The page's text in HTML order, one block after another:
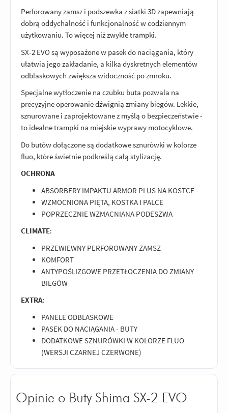
Perforowany zamsz i podszewka z siatki 3D zapewniają
dobrą oddychalność i funkcjonalność w codziennym
użytkowaniu. To więcej niż zwykłe trampki.
SX-2 EVO są wyposażone w pasek do naciągania, który
ułatwia jego zakładanie, a kilka dyskretnych elementów
odblaskowych zwiększa widoczność po zmroku.
Specjalne wytłoczenie na czubku buta pozwala na
precyzyjne operowanie dźwignią zmiany biegów. Lekkie,
sznurowane i zaprojektowane z myślą o bezpieczeństwie -
to idealne trampki na miejskie wyprawy motocyklowe.
Do butów dołączone są dodatkowe sznurówki w kolorze
fluo, które świetnie podkreślą całą stylizację.
OCHRONA
ABSORBERY IMPAKTU ARMOR PLUS NA KOSTCE
WZMOCNIONA PIĘTA, KOSTKA I PALCE
POPRZECZNIE WZMACNIANA PODESZWA
CLIMATE:
PRZEWIEWNY PERFOROWANY ZAMSZ
KOMFORT
ANTYPOŚLIZGOWE PRZETŁOCZENIA DO ZMIANY
BIEGÓW
EXTRA:
PANELE ODBLASKOWE
PASEK DO NACIĄGANIA - BUTY
DODATKOWE SZNURÓWKI W KOLORZE FLUO
(WERSJI CZARNEJ CZERWONE)
Opinie o Buty Shima SX-2 EVO